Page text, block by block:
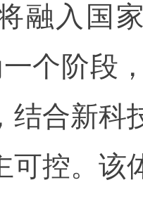
融入国
个阶段
结合新科
可控。该